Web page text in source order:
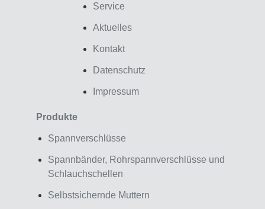
Service
Aktuelles
Kontakt
Datenschutz
Impressum
Produkte
Spannverschlüsse
Spannbänder, Rohrspannverschlüsse und
Schlauchschellen
Selbstsichernde Muttern